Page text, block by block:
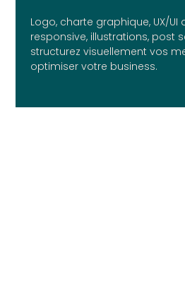
Logo, charte graphique, UX/UI
responsive, illustrations, post
structurez visuellement vos
optimiser votre business.